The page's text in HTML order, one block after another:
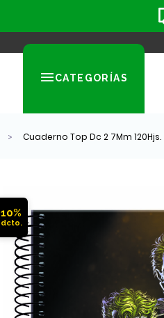
CATEGORÍAS
Cuaderno Top Dc 2 7Mm 120Hjs.
10%